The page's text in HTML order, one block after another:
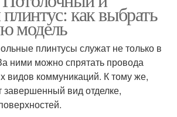
как выбрать
модель
плинтусы служат не только в
ними можно спрятать провода
видов коммуникаций. К тому же,
вид отделке,